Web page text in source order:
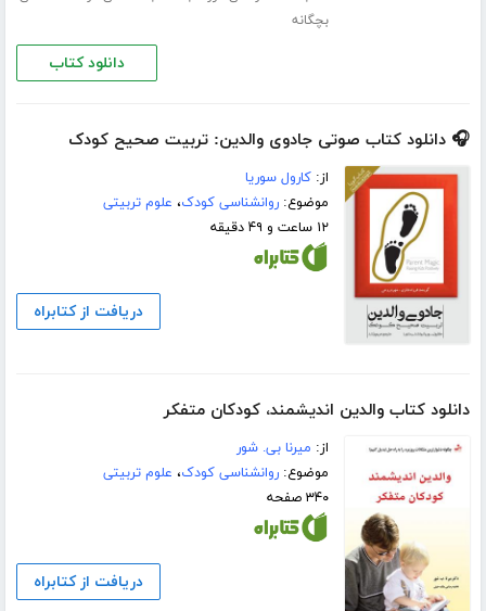
بچگانه
دانلود کتاب
🎧 دانلود کتاب صوتی جادوی والدین: تربیت صحیح کودک
از:کارول سوریا
موضوع:روانشناسی کودک، علوم تربیتی
۱۲ ساعت و ۴۹ دقیقه
دریافت از کتابراه
دانلود کتاب والدین اندیشمند، کودکان متفکر
از: میرنا بی. شور
موضوع:روانشناسی کودک، علوم تربیتی
۳۴۰ صفحه
دریافت از کتابراه